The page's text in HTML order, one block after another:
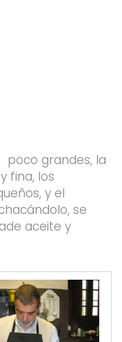
poco grandes, la
fina, los
y el
se
aceite y